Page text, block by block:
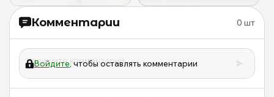
Комментарии 0 шт
Войдите, чтобы оставлять комментарии